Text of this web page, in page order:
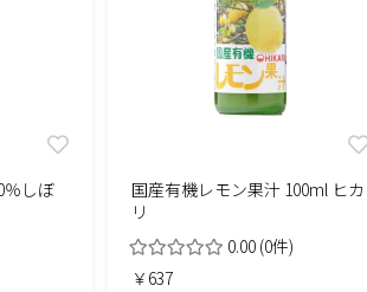
％しぼ
国産有機レモン果汁 100ml ヒカ
リ
0.00 (0件)
￥637